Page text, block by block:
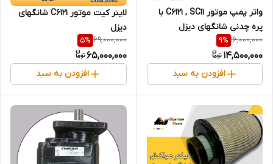
واتر پمپ موتور C6121 , SC11 با
پره چدنی شانگهای دیزل
16,000,000
9%
14,500,000
افزودن به سبد
لاینر کیت موتور C6121 شانگهای
دیزل
69,000,000
5%
65,000,000
افزودن به سبد